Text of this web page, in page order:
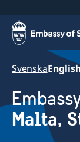
Svenska
Malta,